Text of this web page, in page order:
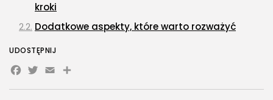
kroki
Dodatkowe aspekty, które warto rozważyć
UDOSTĘPNIJ
Facebook
Twitter
EmailShare